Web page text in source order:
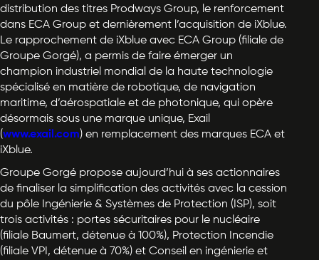
distribution des titres Prodways Group, le renforcement
dans ECA Group et dernièrement l’acquisition de iXblue.
Le rapprochement de iXblue avec ECA Group (filiale de
Groupe Gorgé), a permis de faire émerger un
champion industriel mondial de la haute technologie
spécialisé en matière de robotique, de navigation
maritime, d’aérospatiale et de photonique, qui opère
désormais sous une marque unique, Exail
(www.exail.com) en remplacement des marques ECA et
iXblue.
Groupe Gorgé propose aujourd’hui à ses actionnaires
de finaliser la simplification des activités avec la cession
du pôle Ingénierie & Systèmes de Protection (ISP), soit
trois activités : portes sécuritaires pour le nucléaire
(filiale Baumert, détenue à 100%), Protection Incendie
(filiale VPI, détenue à 70%) et Conseil en ingénierie et